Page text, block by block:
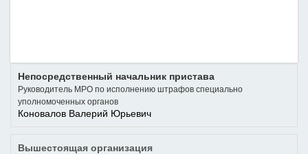
Непосредственный начальник пристава
Руководитель МРО по исполнению штрафов специально
уполномоченных органов
Коновалов Валерий Юрьевич
Вышестоящая организация